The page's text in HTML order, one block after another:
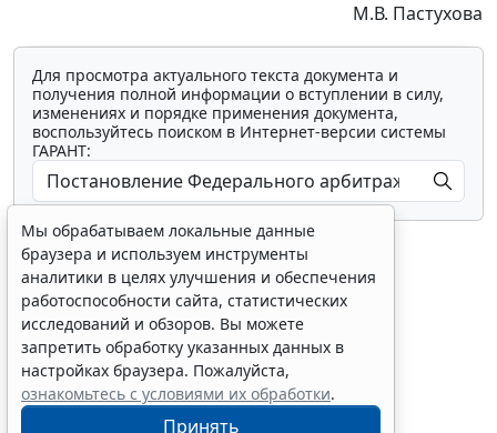
М.В. Пастухова
Для просмотра актуального текста документа и
получения полной информации о вступлении в силу,
изменениях и порядке применения документа,
воспользуйтесь поиском в Интернет-версии системы
ГАРАНТ:
Показать все материалы
Мы обрабатываем локальные данные
браузера и используем инструменты
аналитики в целях улучшения и обеспечения
работоспособности сайта, статистических
исследований и обзоров. Вы можете
запретить обработку указанных данных в
настройках браузера. Пожалуйста,
ознакомьтесь с условиями их обработки.
Принять